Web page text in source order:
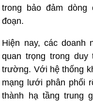
trong bảo đảm dòng
đoạn.
Hiện nay, các doanh
quan trọng trong
trường. Với hệ thống
mạng lưới phân phối
thành hạ tầng trung